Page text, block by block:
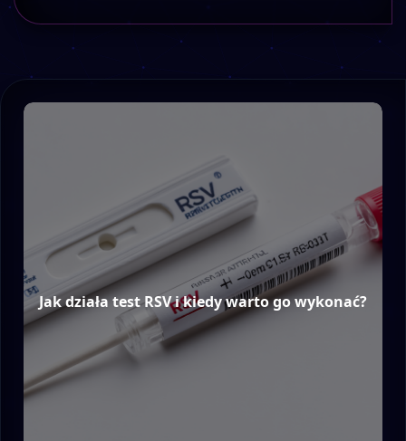
Jak działa test RSV i kiedy warto go wykonać?